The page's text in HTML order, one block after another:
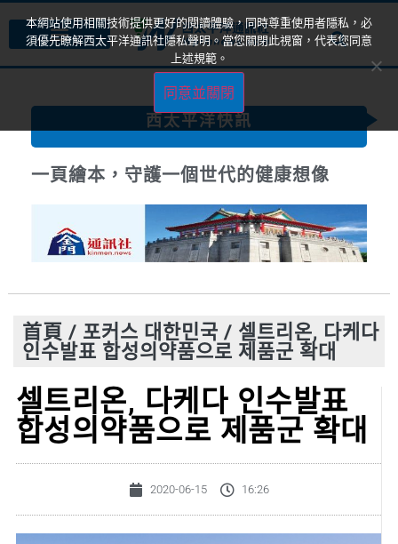
西太平洋快訊
一頁繪本，守護一個世代的健康想像
首頁 / 포커스 대한민국 / 셀트리온, 다케다
인수발표 합성의약품으로 제품군 확대
셀트리온, 다케다 인수발표
합성의약품으로 제품군 확대
2020-06-15 16:26
本網站使用相關技術提供更好的閱讀體驗，同時尊重使用者隱私，必
須優先瞭解西太平洋通訊社隱私聲明。當您關閉此視窗，代表您同意
上述規範。
同意並關閉